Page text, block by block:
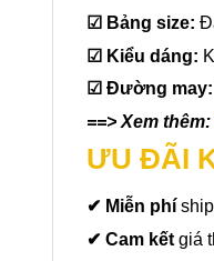
☑ Bảng size:
☑ Kiểu dáng:
☑ Đường may:
==> Xem thêm:
ƯU ĐÃI
✔ Miễn phí
✔ Cam kết giá